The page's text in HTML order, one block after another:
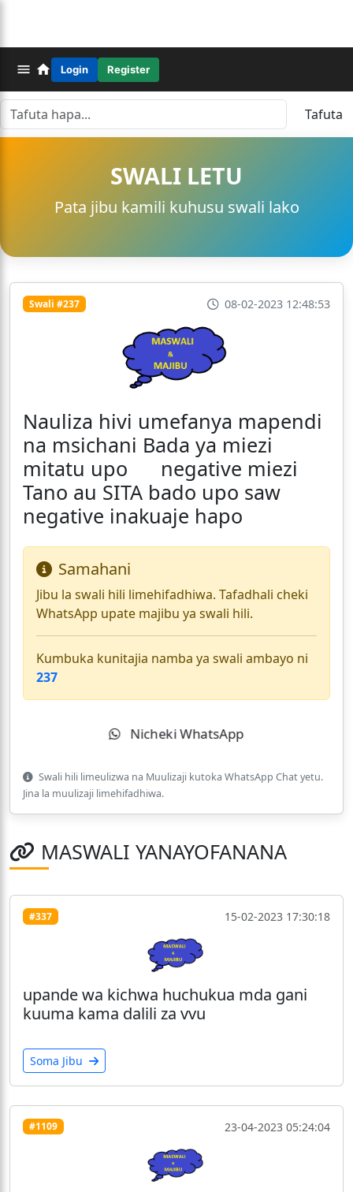
Login Register
Tafuta
SWALI LETU
Pata jibu kamili kuhusu swali lako
Swali #237 08-02-2023 12:48:53
Nauliza hivi umefanya mapendi
na msichani Bada ya miezi
mitatu upo negative miezi
Tano au SITA bado upo saw
negative inakuaje hapo
Samahani
Jibu la swali hili limehifadhiwa. Tafadhali cheki
WhatsApp upate majibu ya swali hili.
Kumbuka kunitajia namba ya swali ambayo ni
237
Nicheki WhatsApp
Swali hili limeulizwa na Muulizaji kutoka WhatsApp Chat yetu.
Jina la muulizaji limehifadhiwa.
MASWALI YANAYOFANANA
#337 15-02-2023 17:30:18
upande wa kichwa huchukua mda gani
kuuma kama dalili za vvu
Soma Jibu
#1109 23-04-2023 05:24:04